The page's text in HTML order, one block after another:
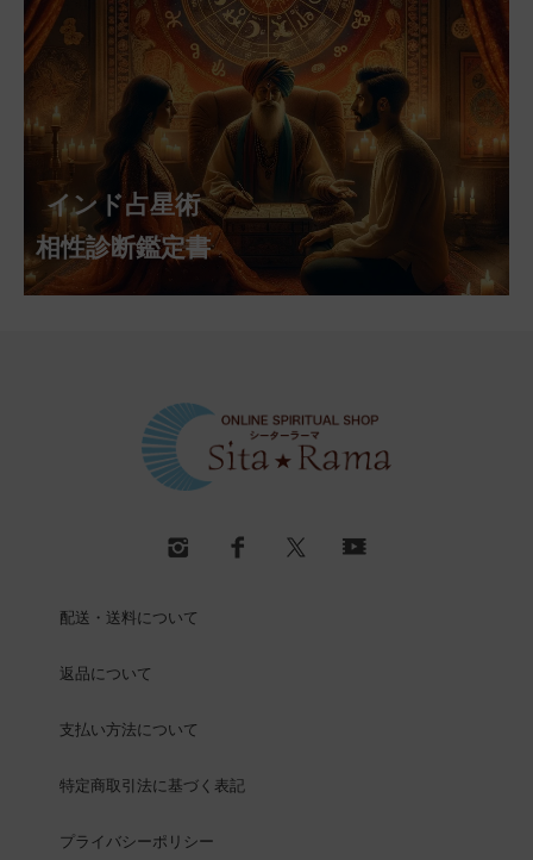
インド占星術
相性診断鑑定書
配送・送料について
返品について
支払い方法について
特定商取引法に基づく表記
プライバシーポリシー